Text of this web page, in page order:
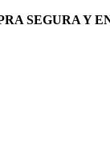
SEGURA Y